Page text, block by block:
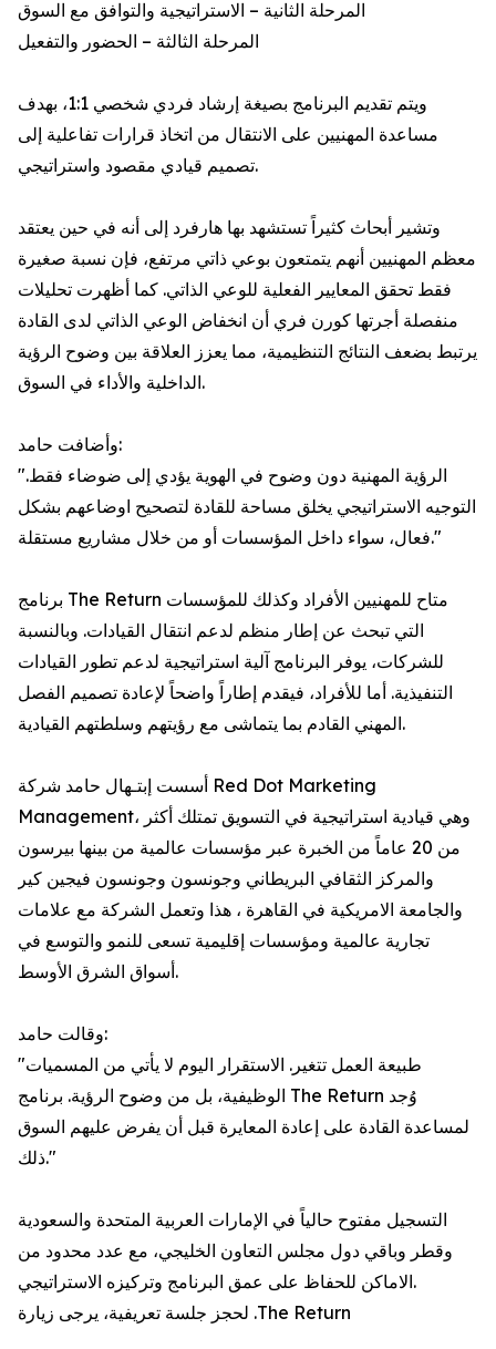
المرحلة الثانية – الاستراتيجية والتوافق مع السوق
المرحلة الثالثة – الحضور والتفعيل
ويتم تقديم البرنامج بصيغة إرشاد فردي شخصي 1:1، بهدف
مساعدة المهنيين على الانتقال من اتخاذ قرارات تفاعلية إلى
تصميم قيادي مقصود واستراتيجي.
وتشير أبحاث كثيراً تستشهد بها هارفرد إلى أنه في حين يعتقد
معظم المهنيين أنهم يتمتعون بوعي ذاتي مرتفع، فإن نسبة صغيرة
فقط تحقق المعايير الفعلية للوعي الذاتي. كما أظهرت تحليلات
منفصلة أجرتها كورن فري أن انخفاض الوعي الذاتي لدى القادة
يرتبط بضعف النتائج التنظيمية، مما يعزز العلاقة بين وضوح الرؤية
الداخلية والأداء في السوق.
وأضافت حامد:
"الرؤية المهنية دون وضوح في الهوية يؤدي إلى ضوضاء فقط.
التوجيه الاستراتيجي يخلق مساحة للقادة لتصحيح اوضاعهم بشكل
فعال، سواء داخل المؤسسات أو من خلال مشاريع مستقلة."
برنامج The Return متاح للمهنيين الأفراد وكذلك للمؤسسات
التي تبحث عن إطار منظم لدعم انتقال القيادات. وبالنسبة
للشركات، يوفر البرنامج آلية استراتيجية لدعم تطور القيادات
التنفيذية. أما للأفراد، فيقدم إطاراً واضحاً لإعادة تصميم الفصل
المهني القادم بما يتماشى مع رؤيتهم وسلطتهم القيادية.
أسست إبتـهال حامد شركة Red Dot Marketing
Management، وهي قيادية استراتيجية في التسويق تمتلك أكثر
من 20 عاماً من الخبرة عبر مؤسسات عالمية من بينها بيرسون
والمركز الثقافي البريطاني وجونسون وجونسون فيجين كير
والجامعة الامريكية في القاهرة ، هذا وتعمل الشركة مع علامات
تجارية عالمية ومؤسسات إقليمية تسعى للنمو والتوسع في
أسواق الشرق الأوسط.
وقالت حامد:
"طبيعة العمل تتغير. الاستقرار اليوم لا يأتي من المسميات
الوظيفية، بل من وضوح الرؤية. برنامج The Return وُجد
لمساعدة القادة على إعادة المعايرة قبل أن يفرض عليهم السوق
ذلك."
التسجيل مفتوح حالياً في الإمارات العربية المتحدة والسعودية
وقطر وباقي دول مجلس التعاون الخليجي، مع عدد محدود من
الاماكن للحفاظ على عمق البرنامج وتركيزه الاستراتيجي.
لحجز جلسة تعريفية، يرجى زيارة .The Return